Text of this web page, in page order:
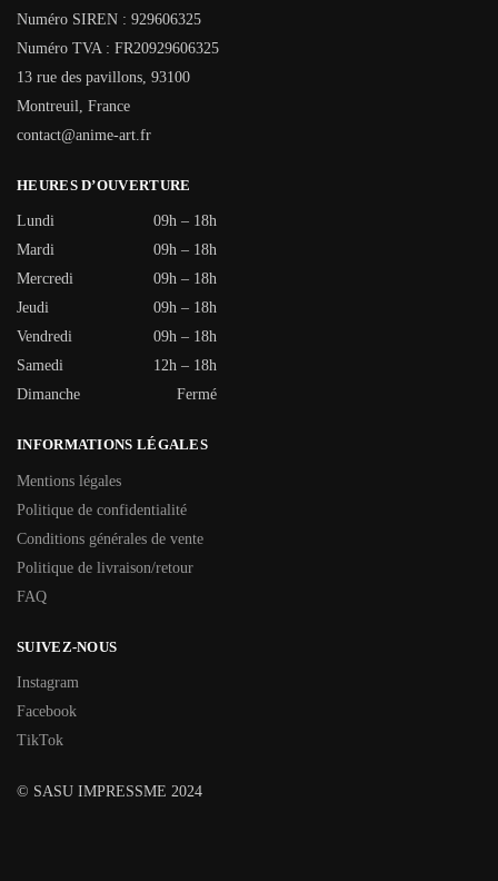
Numéro SIREN : 929606325
Numéro TVA : FR20929606325
13 rue des pavillons, 93100
Montreuil, France
contact@anime-art.fr
HEURES D’OUVERTURE
Lundi
09h – 18h
Mardi
09h – 18h
Mercredi
09h – 18h
Jeudi
09h – 18h
Vendredi
09h – 18h
Samedi
12h – 18h
Dimanche
Fermé
INFORMATIONS LÉGALES
Mentions légales
Politique de confidentialité
Conditions générales de vente
Politique de livraison/retour
FAQ
SUIVEZ-NOUS
Instagram
Facebook
TikTok
© SASU IMPRESSME 2024